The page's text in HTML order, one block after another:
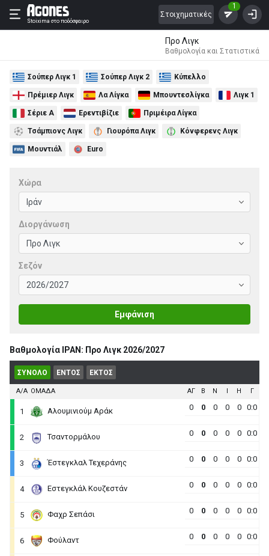
Stoixima στο ποδόσφαιρο
Στοιχηματικές
1
Προ Λιγκ
Βαθμολογία και Στατιστικά
Σούπερ Λιγκ 1 Σούπερ Λιγκ 2 Κύπελλο
Πρέμιερ Λιγκ Λα Λίγκα Μπουντεσλίγκα Λιγκ 1
Σέριε Α Ερεντιβίζιε Πριμέιρα Λίγκα
Τσάμπιονς Λιγκ Γιουρόπα Λιγκ Κόνφερενς Λιγκ
Μουντιάλ Euro
Χώρα
Διοργάνωση
Σεζόν
Εμφάνιση
Βαθμολογία ΙΡΑΝ: Προ Λιγκ 2026/2027
ΣΥΝΟΛΟ ΕΝΤΟΣ ΕΚΤΟΣ
Α/Α ΟΜΑΔΑ ΑΓ B N I H Γ
1 Αλουμινιούμ Αράκ 0 0 0 0 0 0:0
2 Τσαντορμάλου 0 0 0 0 0 0:0
3 Έστεγκλαλ Τεχεράνης 0 0 0 0 0 0:0
4 Εστεγκλάλ Κουζεστάν 0 0 0 0 0 0:0
5 Φαχρ Σεπάσι 0 0 0 0 0 0:0
6 Φούλαντ 0 0 0 0 0 0:0